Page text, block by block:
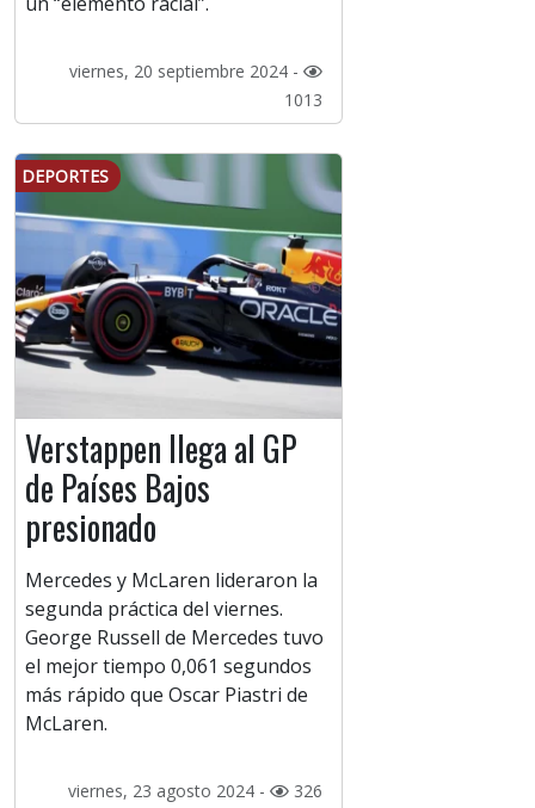
viernes, 20 septiembre 2024 -
1013
DEPORTES
Verstappen llega al GP
de Países Bajos
presionado
Mercedes y McLaren lideraron la
segunda práctica del viernes.
George Russell de Mercedes tuvo
el mejor tiempo 0,061 segundos
más rápido que Oscar Piastri de
McLaren.
viernes, 23 agosto 2024 - 326